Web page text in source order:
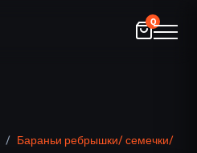
0
/ Бараньи ребрышки/ семечки/